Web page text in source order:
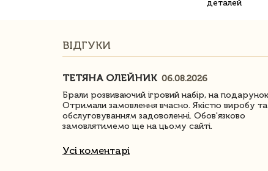
деталей
ВІДГУКИ
ТЕТЯНА ОЛЕЙНИК 06.08.2026
Брали розвиваючий ігровий набір, на
Отримали замовлення вчасно. Якістю виробу та
обслуговуванням задоволенні. Обов'язково
замовлятимемо ще на цьому сайті.
Усі коментарі